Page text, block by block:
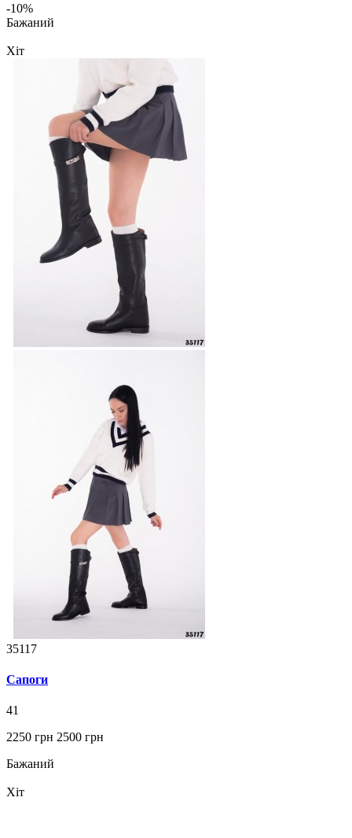
-10%
Бажаний
Хіт
35117
Сапоги
41
2250 грн 2500 грн
Бажаний
Хіт